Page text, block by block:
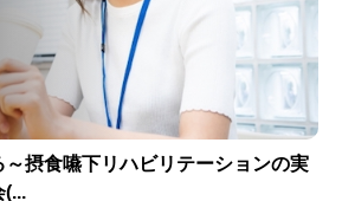
～摂食嚥下リハビリテーションの実
(...